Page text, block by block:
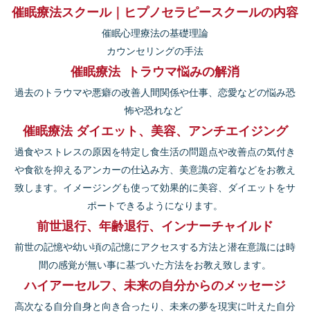
催眠療法スクール｜ヒプノセラピースクールの内容
催眠心理療法の基礎理論
カウンセリングの手法
催眠療法 トラウマ悩みの解消
過去のトラウマや悪癖の改善人間関係や仕事、恋愛などの悩み恐
怖や恐れなど
催眠療法 ダイエット、美容、アンチエイジング
過食やストレスの原因を特定し食生活の問題点や改善点の気付き
や食欲を抑えるアンカーの仕込み方、美意識の定着などをお教え
致します。イメージングも使って効果的に美容、ダイエットをサ
ポートできるようになります。
前世退行、年齢退行、インナーチャイルド
前世の記憶や幼い頃の記憶にアクセスする方法と潜在意識には時
間の感覚が無い事に基づいた方法をお教え致します。
ハイアーセルフ、未来の自分からのメッセージ
高次なる自分自身と向き合ったり、未来の夢を現実に叶えた自分